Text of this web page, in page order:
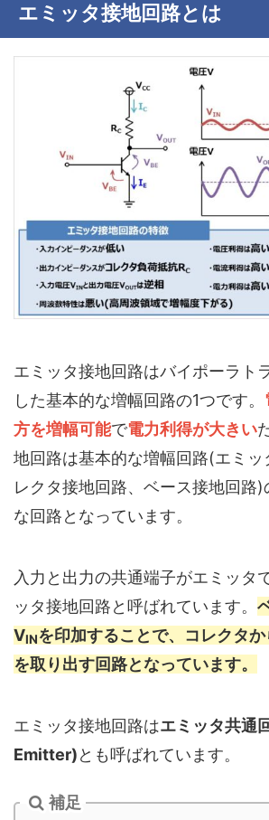
エミッタ接地回路とは
エミッタ接地回路はバイポーラト
した基本的な増幅回路の1つです。
方を増幅可能で電力利得が大きい
地回路は基本的な増幅回路(エミッ
レクタ接地回路、ベース接地回路
な回路となっています。
入力と出力の共通端子がエミッタ
ッタ接地回路と呼ばれています。
VINを印加することで、コレクタ
を取り出す回路となっています。
エミッタ接地回路はエミッタ共通
Emitter)とも呼ばれています。
補足